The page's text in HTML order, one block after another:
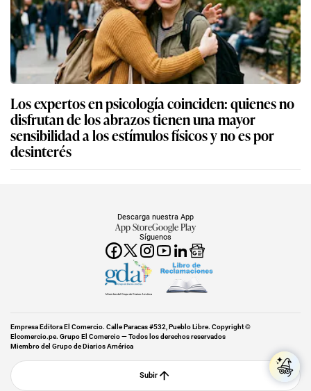
Los expertos en psicología coinciden: quienes no
disfrutan de los abrazos tienen una mayor
sensibilidad a los estímulos físicos y no es por
desinterés
Síguenos
Descarga nuestra App
App StoreGoogle Play
Miembro del Grupo de Diarios América
Empresa Editora El Comercio. Calle Paracas #532, Pueblo Libre. Copyright ©
Elcomercio.pe. Grupo El Comercio — Todos los derechos reservados
Miembro del Grupo de Diarios América
Subir